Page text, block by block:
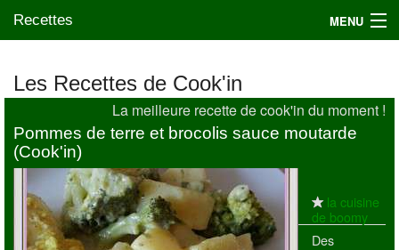
Recettes MENU
Mes blogs préférés
Les Recettes de Cook'in
La meilleure recette de cook'in du moment !
Pommes de terre et brocolis sauce moutarde
(Cook'in)
la cuisine
de boomy
Des